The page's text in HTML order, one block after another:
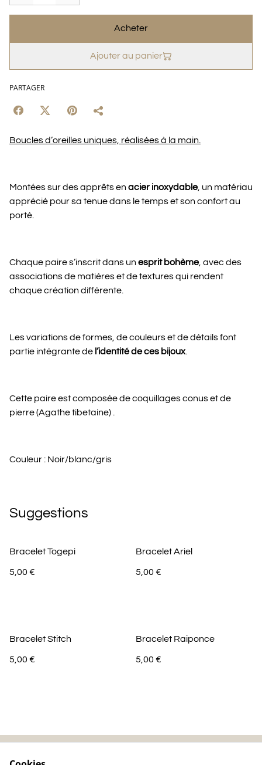
Acheter
Ajouter au panier
PARTAGER
Boucles d’oreilles uniques, réalisées à la main.
Montées sur des apprêts enacier inoxydable, un matériau
apprécié pour sa tenue dans le temps et son confort au
porté.
Chaque paire s’inscrit dans unesprit bohème, avec des
associations de matières et de textures qui rendent
chaque création différente.
Les variations de formes, de couleurs et de détails font
partie intégrante de l’identité de ces bijoux.
Cette paire est composée de coquillages conus et de
pierre (Agathe tibetaine) .
Couleur : Noir/blanc/gris
Suggestions
Bracelet Togepi
5,00 €
Bracelet Ariel
5,00 €
Bracelet Stitch
5,00 €
Bracelet Raiponce
5,00 €